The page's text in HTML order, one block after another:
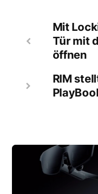
Mit
Tür mit
öffnen
RIM